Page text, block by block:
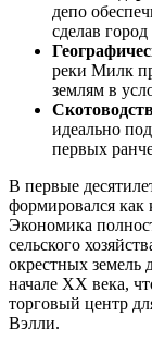
депо
сделав
реки Милк
землям в
идеально
первых
В первые
формировался как
Экономика
сельского
окрестных земель
начале XX века,
торговый центр
Вэлли.